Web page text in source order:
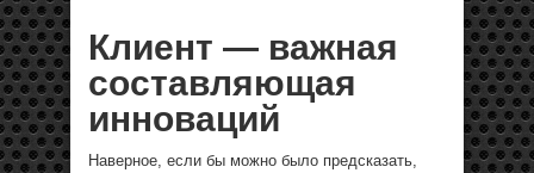
Клиент — важная
составляющая
инноваций
Наверное, если бы можно было предсказать,